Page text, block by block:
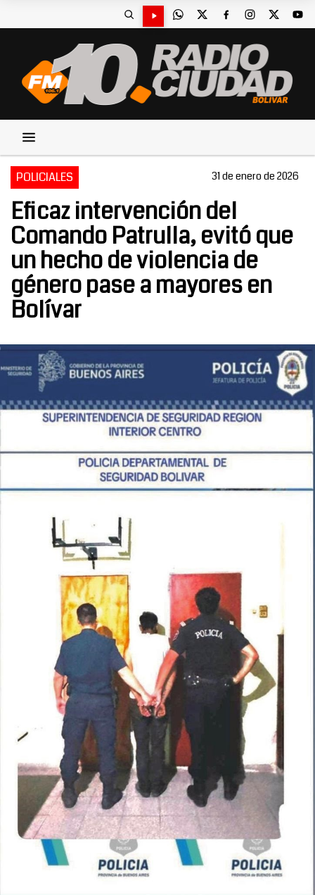
POLICIALES 31 de enero de 2026
Eficaz intervención del
Comando Patrulla, evitó que
un hecho de violencia de
género pase a mayores en
Bolívar